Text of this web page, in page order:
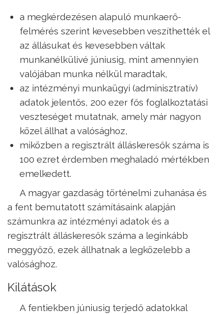
a megkérdezésen alapuló munkaerő-
felmérés szerint kevesebben veszíthették el
az állásukat és kevesebben váltak
munkanélkülivé júniusig, mint amennyien
valójában munka nélkül maradtak,
az intézményi munkaügyi (adminisztratív)
adatok jelentős, 200 ezer fős foglalkoztatási
veszteséget mutatnak, amely már nagyon
közel állhat a valósághoz,
miközben a regisztrált álláskeresők száma is
100 ezret érdemben meghaladó mértékben
emelkedett.
A magyar gazdaság történelmi zuhanása és
a fent bemutatott számításaink alapján
számunkra az intézményi adatok és a
regisztrált álláskeresők száma a leginkább
meggyőző, ezek állhatnak a legközelebb a
valósághoz.
Kilátások
A fentiekben júniusig terjedő adatokkal